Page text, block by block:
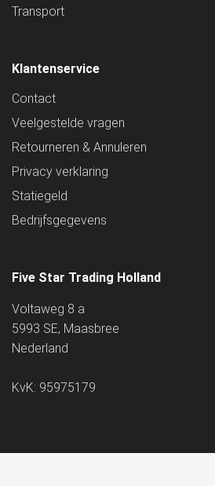
Transport
Klantenservice
Contact
Veelgestelde vragen
Retourneren & Annuleren
Privacy verklaring
Statiegeld
Bedrijfsgegevens
Five Star Trading Holland
Voltaweg 8 a
5993 SE, Maasbree
Nederland
KvK: 95975179